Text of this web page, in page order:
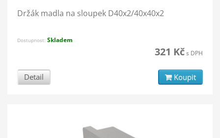
Držák madla na sloupek D40x2/40x40x2
Dostupnost: Skladem
321 Kčs DPH
Detail Koupit